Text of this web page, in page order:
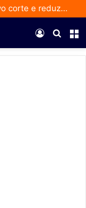
Banco Central confirma novo corte e reduz a taxa Selic para 14% ao ano
por
Entrar